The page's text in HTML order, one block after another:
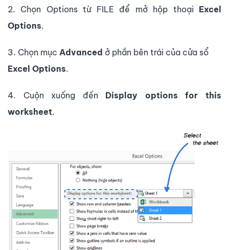
2. Chọn Options từ FILE để mở hộp thoại Excel
Options.
3. Chọn mục Advanced ở phần bên trái của cửa sổ
Excel Options.
4. Cuộn xuống đến Display options for this
worksheet.